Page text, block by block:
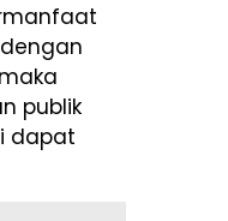
publik
dapat